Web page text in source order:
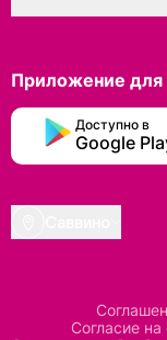
Приложение для
Доступно в
Google
Согласие